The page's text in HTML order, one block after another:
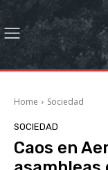
Home Sociedad
SOCIEDAD
Caos en